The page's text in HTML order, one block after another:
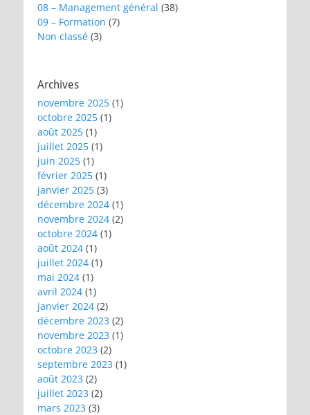
08 – Management général (38)
09 – Formation (7)
Non classé (3)
Archives
novembre 2025 (1)
octobre 2025 (1)
août 2025 (1)
juillet 2025 (1)
juin 2025 (1)
février 2025 (1)
janvier 2025 (3)
décembre 2024 (1)
novembre 2024 (2)
octobre 2024 (1)
août 2024 (1)
juillet 2024 (1)
mai 2024 (1)
avril 2024 (1)
janvier 2024 (2)
décembre 2023 (2)
novembre 2023 (1)
octobre 2023 (2)
septembre 2023 (1)
août 2023 (2)
juillet 2023 (2)
mars 2023 (3)